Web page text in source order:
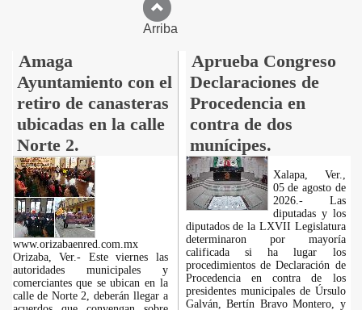
Arriba
Amaga
Ayuntamiento con el
retiro de canasteras
ubicadas en la calle
Norte 2.
Aprueba Congreso
Declaraciones de
Procedencia en
contra de dos
munícipes.
www.orizabaenred.com.mx
Orizaba, Ver.- Este viernes las
autoridades municipales y
comerciantes que se ubican en la
calle de Norte 2, deberán llegar a
Xalapa, Ver.,
05 de agosto de
2026.- Las
diputadas y los
diputados de la LXVII Legislatura
determinaron por mayoría
calificada si ha lugar los
procedimientos de Declaración de
Procedencia en contra de los
presidentes municipales de Úrsulo
Galván, Bertín Bravo Montero, y